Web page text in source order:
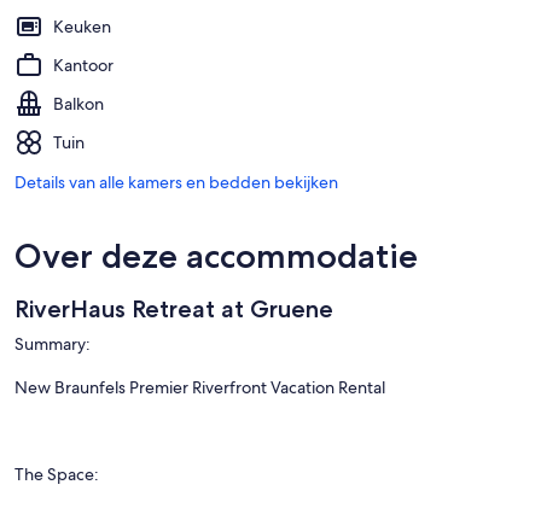
Keuken
Kantoor
Balkon
Tuin
Details van alle kamers en bedden bekijken
Over deze accommodatie
RiverHaus Retreat at Gruene
Summary:
New Braunfels Premier Riverfront Vacation Rental
The Space: